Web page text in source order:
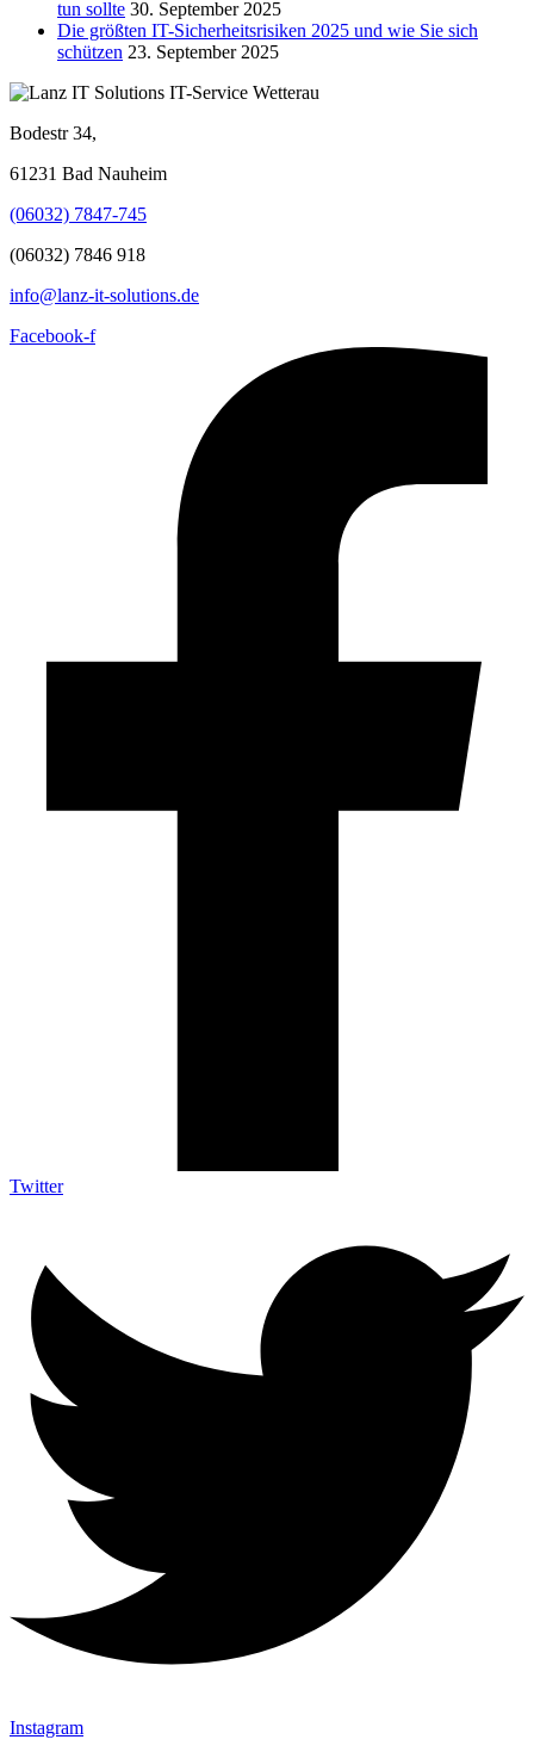
tun sollte 30. September 2025
Die größten IT-Sicherheitsrisiken 2025 und wie Sie sich
schützen 23. September 2025
Bodestr 34,
61231 Bad Nauheim
(06032) 7847-745
(06032) 7846 918
info@lanz-it-solutions.de
Facebook-f
Twitter
Instagram